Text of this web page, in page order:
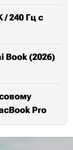
/ 240 Гц с
Book (2026)
Pro